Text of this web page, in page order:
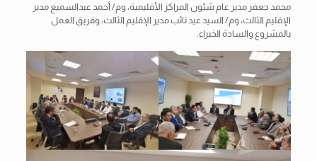
محمد جعفر مدير عام شئون المراكز الأقليمية، وم/ أحمد عبدالسميع مدير
الإقليم الثالث، وم/ السيد عيد نائب مدير الإقليم الثالث، وفريق العمل
بالمشروع والسادة الخبراء.